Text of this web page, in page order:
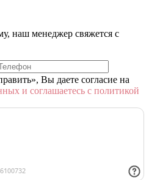
наш менеджер свяжется с
Вы даете согласие на
и соглашаетесь с политикой